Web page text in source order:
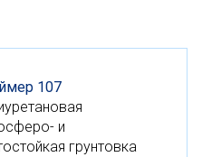
107
и
грунтовка